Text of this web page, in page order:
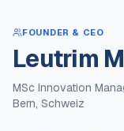
FOUNDER & CEO
Leutrim
MSc Innovation
Bern, Schweiz